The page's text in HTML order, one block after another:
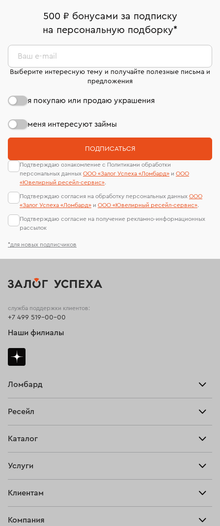
500 ₽ бонусами за подписку
на персональную подборку*
*для новых подписчиков
Ваш e-mail
Выберите интересную тему и получайте полезные письма и
предложения
я покупаю или продаю украшения
меня интересуют займы
ПОДПИСАТЬСЯ
Подтверждаю ознакомление с Политиками обработки
персональных данных ООО «Залог Успеха «Ломбард» и ООО
«Ювелирный ресейл-сервиc».
Подтверждаю согласия на обработку персональных данных ООО
«Залог Успеха «Ломбард» и ООО «Ювелирный ресейл-сервиc».
Подтверждаю согласие на получение рекламно-информационных
рассылок
Ломбард
Тарифы
Ресейл
Купить
Прочие услуги
Каталог
Серьги
Услуги
Клиентам
Компания
служба поддержки клиентов:
+7 499 519-00-00
Наши филиалы